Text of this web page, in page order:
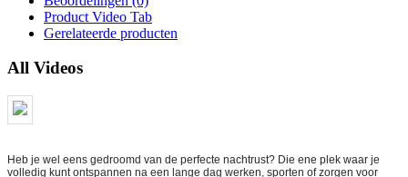
Product Video Tab
Gerelateerde producten
All Videos
Heb je wel eens gedroomd van de perfecte nachtrust? Die ene plek waar je
volledig kunt ontspannen na een lange dag werken, sporten of zorgen voor